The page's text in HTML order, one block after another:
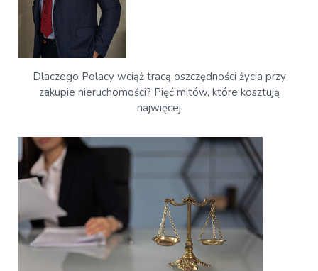
Dlaczego Polacy wciąż tracą oszczędności życia przy
zakupie nieruchomości? Pięć mitów, które kosztują
najwięcej